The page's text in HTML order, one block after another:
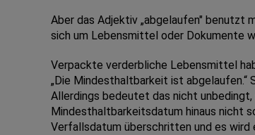
Aber das Adjektiv „abgelaufen" benutzt
sich um Lebensmittel oder Dokumente
Verpackte verderbliche Lebensmittel
„Die Mindesthaltbarkeit ist abgelaufen.“
Allerdings bedeutet das nicht
Mindesthaltbarkeitsdatum hinaus nicht
Verfallsdatum überschritten und es wird